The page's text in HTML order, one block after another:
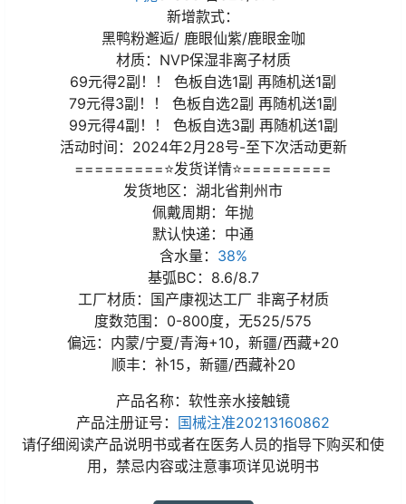
新增款式：
黑鸭粉邂逅/ 鹿眼仙紫/鹿眼金咖
材质：NVP保湿非离子材质
69元得2副！！ 色板自选1副 再随机送1副
79元得3副！！ 色板自选2副 再随机送1副
99元得4副！！ 色板自选3副 再随机送1副
活动时间：2024年2月28号-至下次活动更新
=========⭐发货详情⭐=========
发货地区：湖北省荆州市
佩戴周期：年抛
默认快递：中通
含水量： 38%
基弧BC：8.6/8.7
工厂材质：国产康视达工厂 非离子材质
度数范围：0-800度，无525/575
偏远：内蒙/宁夏/青海+10，新疆/西藏+20
顺丰：补15，新疆/西藏补20
产品名称：软性亲水接触镜
产品注册证号： 国械注准20213160862
请仔细阅读产品说明书或者在医务人员的指导下购买和使
用，禁忌内容或注意事项详见说明书